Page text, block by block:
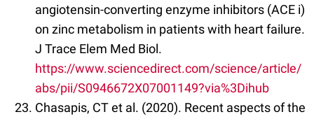
angiotensin-converting enzyme inhibitors (ACE i)
on zinc metabolism in patients with heart failure.
J Trace Elem Med Biol.
https://www.sciencedirect.com/science/article/
abs/pii/S0946672X07001149?via%3Dihub
Chasapis, CT et al. (2020). Recent aspects of the